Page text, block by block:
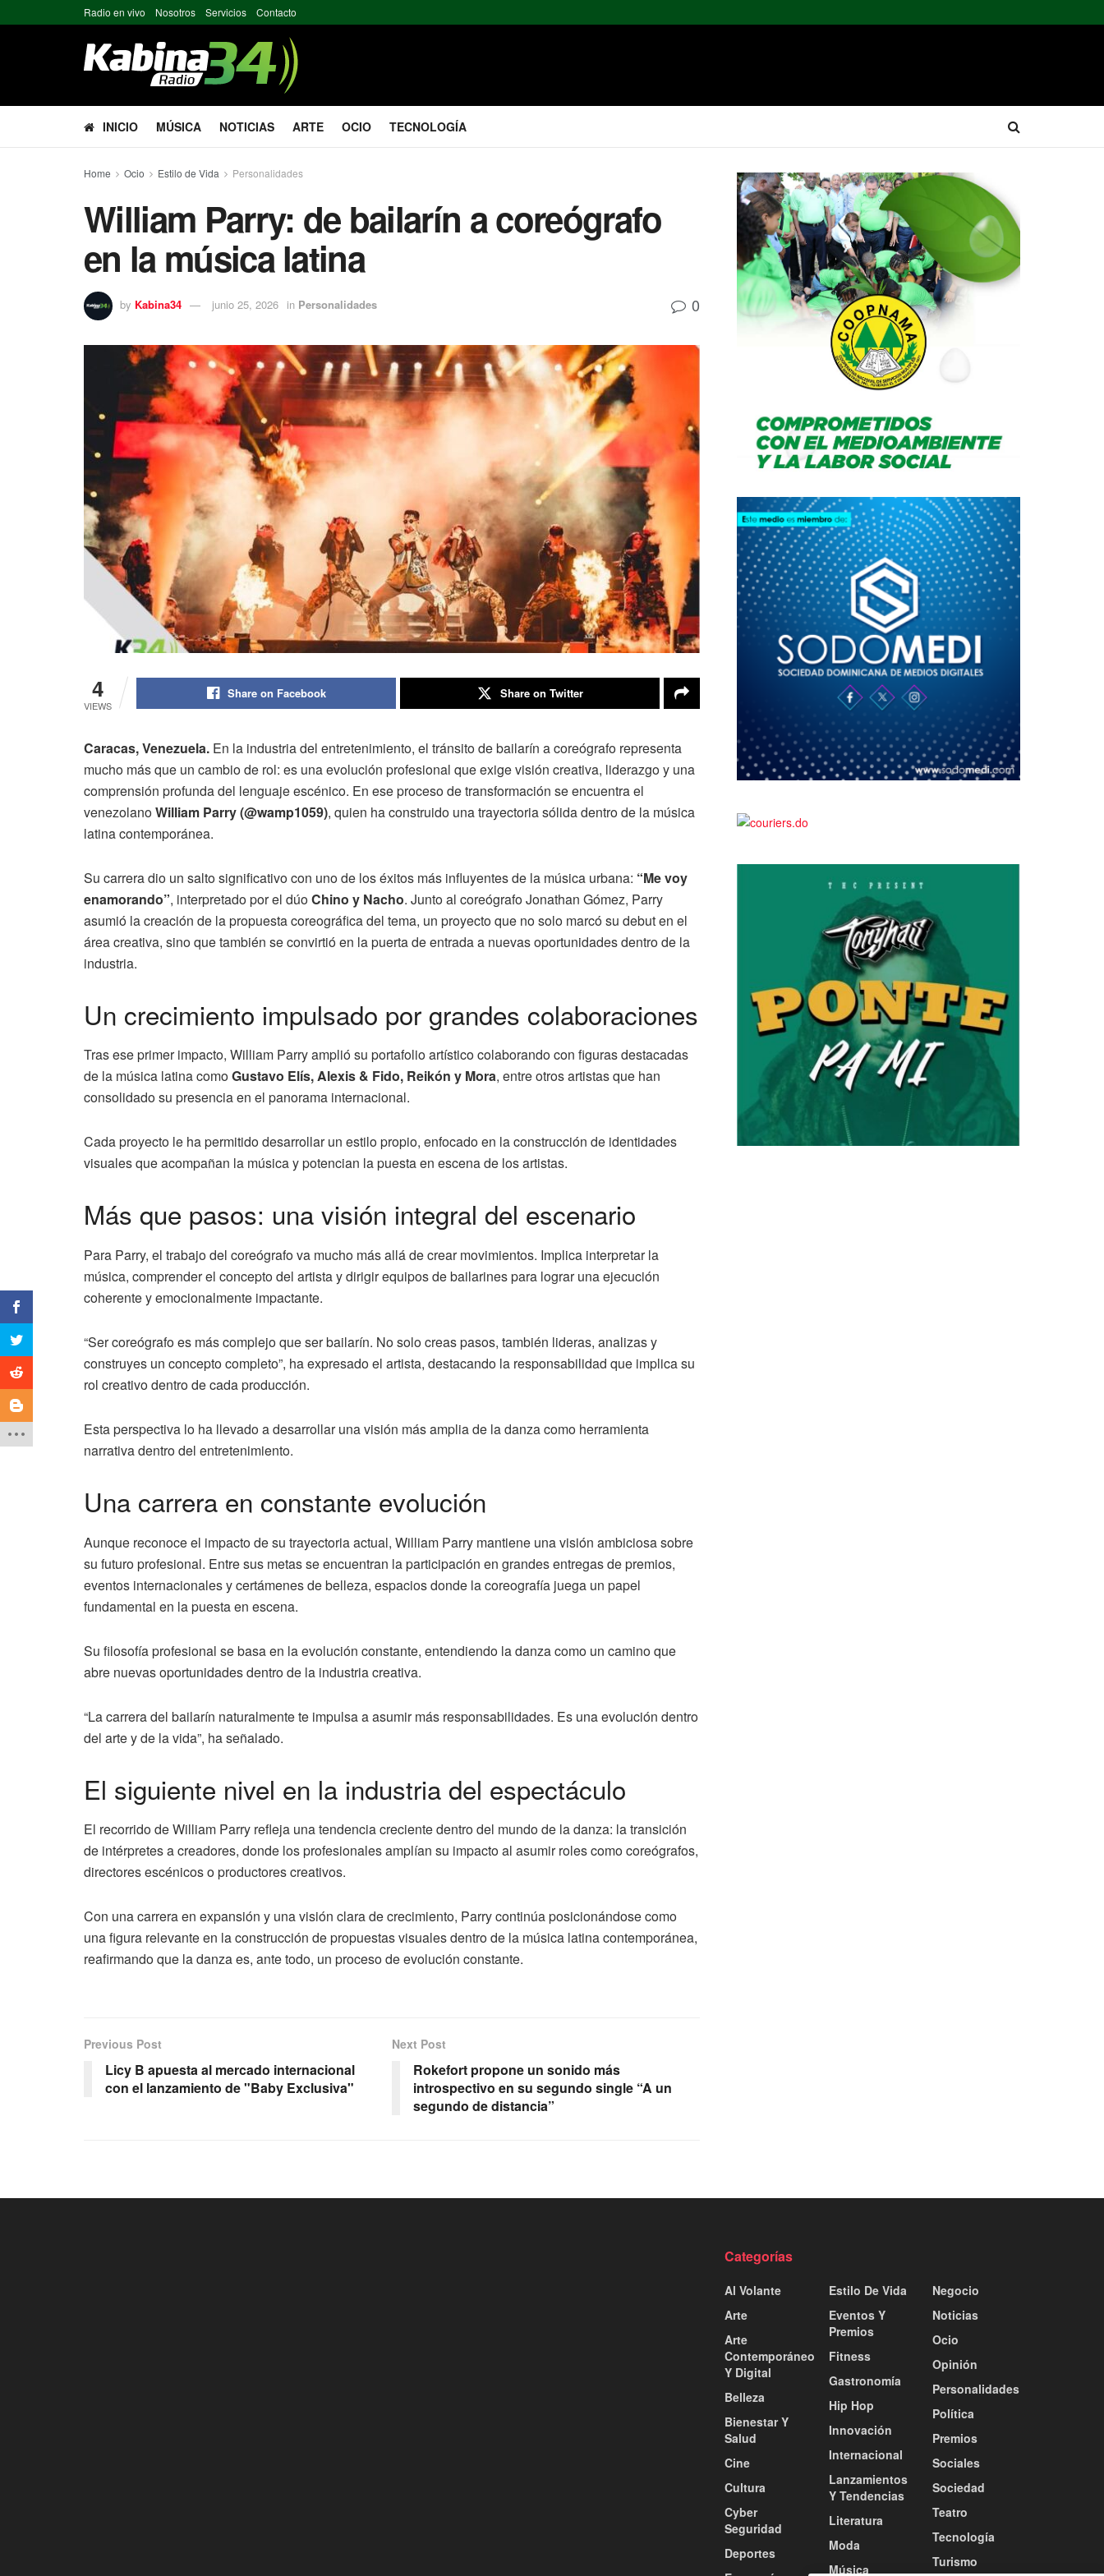
Radio en vivo Nosotros Servicios Contacto
INICIO MÚSICA NOTICIAS ARTE OCIO TECNOLOGÍA
Home Ocio Estilo de Vida Personalidades
William Parry: de bailarín a coreógrafo
en la música latina
by Kabina34 junio 25, 2026 in Personalidades 0
4
VIEWS
Share on Facebook Share on Twitter
Caracas, Venezuela. En la industria del entretenimiento, el tránsito de bailarín a coreógrafo representa
mucho más que un cambio de rol: es una evolución profesional que exige visión creativa, liderazgo y una
comprensión profunda del lenguaje escénico. En ese proceso de transformación se encuentra el
venezolanoWilliam Parry (@wamp1059), quien ha construido una trayectoria sólida dentro de la música
latina contemporánea.
Su carrera dio un salto significativo con uno de los éxitos más influyentes de la música urbana: “Me voy
enamorando”, interpretado por el dúoChino y Nacho. Junto al coreógrafo Jonathan Gómez, Parry
asumió la creación de la propuesta coreográfica del tema, un proyecto que no solo marcó su debut en el
área creativa, sino que también se convirtió en la puerta de entrada a nuevas oportunidades dentro de la
industria.
Un crecimiento impulsado por grandes colaboraciones
Tras ese primer impacto, William Parry amplió su portafolio artístico colaborando con figuras destacadas
de la música latina comoGustavo Elís, Alexis & Fido, Reikón y Mora, entre otros artistas que han
consolidado su presencia en el panorama internacional.
Cada proyecto le ha permitido desarrollar un estilo propio, enfocado en la construcción de identidades
visuales que acompañan la música y potencian la puesta en escena de los artistas.
Más que pasos: una visión integral del escenario
Para Parry, el trabajo del coreógrafo va mucho más allá de crear movimientos. Implica interpretar la
música, comprender el concepto del artista y dirigir equipos de bailarines para lograr una ejecución
coherente y emocionalmente impactante.
“Ser coreógrafo es más complejo que ser bailarín. No solo creas pasos, también lideras, analizas y
construyes un concepto completo”, ha expresado el artista, destacando la responsabilidad que implica su
rol creativo dentro de cada producción.
Esta perspectiva lo ha llevado a desarrollar una visión más amplia de la danza como herramienta
narrativa dentro del entretenimiento.
Una carrera en constante evolución
Aunque reconoce el impacto de su trayectoria actual, William Parry mantiene una visión ambiciosa sobre
su futuro profesional. Entre sus metas se encuentran la participación en grandes entregas de premios,
eventos internacionales y certámenes de belleza, espacios donde la coreografía juega un papel
fundamental en la puesta en escena.
Su filosofía profesional se basa en la evolución constante, entendiendo la danza como un camino que
abre nuevas oportunidades dentro de la industria creativa.
“La carrera del bailarín naturalmente te impulsa a asumir más responsabilidades. Es una evolución dentro
del arte y de la vida”, ha señalado.
El siguiente nivel en la industria del espectáculo
El recorrido de William Parry refleja una tendencia creciente dentro del mundo de la danza: la transición
de intérpretes a creadores, donde los profesionales amplían su impacto al asumir roles como coreógrafos,
directores escénicos o productores creativos.
Con una carrera en expansión y una visión clara de crecimiento, Parry continúa posicionándose como
una figura relevante en la construcción de propuestas visuales dentro de la música latina contemporánea,
reafirmando que la danza es, ante todo, un proceso de evolución constante.
Previous Post
Licy B apuesta al mercado internacional
con el lanzamiento de "Baby Exclusiva"
Next Post
Rokefort propone un sonido más
introspectivo en su segundo single “A un
segundo de distancia”
Categorías
Al Volante
Arte
Arte
Contemporáneo
Y Digital
Belleza
Bienestar Y
Salud
Cine
Cultura
Cyber
Seguridad
Deportes
Estilo De Vida
Eventos Y
Premios
Fitness
Gastronomía
Hip Hop
Innovación
Internacional
Lanzamientos
Y Tendencias
Literatura
Moda
Música
Negocio
Noticias
Ocio
Opinión
Personalidades
Política
Premios
Sociales
Sociedad
Teatro
Tecnología
Turismo